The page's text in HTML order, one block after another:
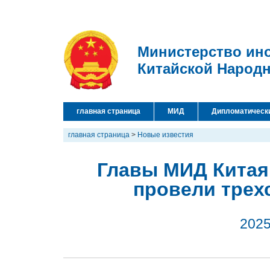
Министерство
Китайской
главная страница МИД
главная страница > Новые известия
Главы МИД
провели